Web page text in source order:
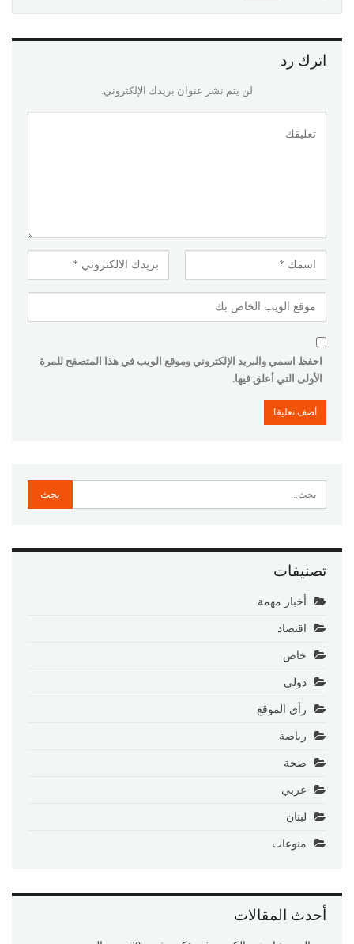
اترك رد
لن يتم نشر عنوان بريدك الإلكتروني.
احفظ اسمي والبريد الإلكتروني وموقع الويب في هذا المتصفح للمرة
الأولى التي أعلق فيها.
تصنيفات
أخبار مهمة
اقتصاد
خاص
دولي
رأي الموقع
رياضة
صحة
عربي
لبنان
منوعات
أحدث المقالات